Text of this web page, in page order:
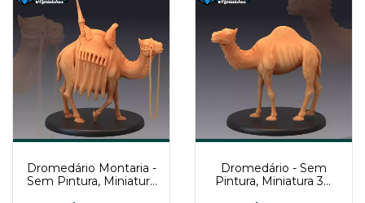
Dromedário Montaria -
Sem Pintura, Miniatura
Dromedário - Sem
Pintura, Miniatura 3D